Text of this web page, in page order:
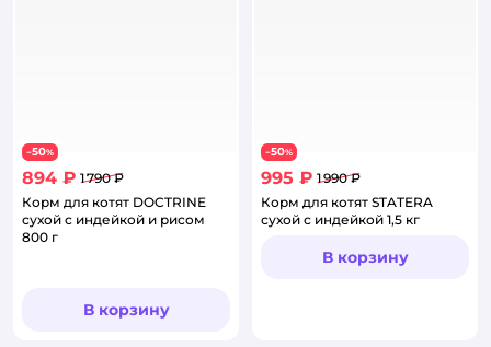
−50%
894 ₽ 1 790 ₽
Корм для котят DOCTRINE
сухой с индейкой и рисом
800 г
В корзину
−50%
995 ₽ 1 990 ₽
Корм для котят STATERA
сухой с индейкой 1,5 кг
В корзину